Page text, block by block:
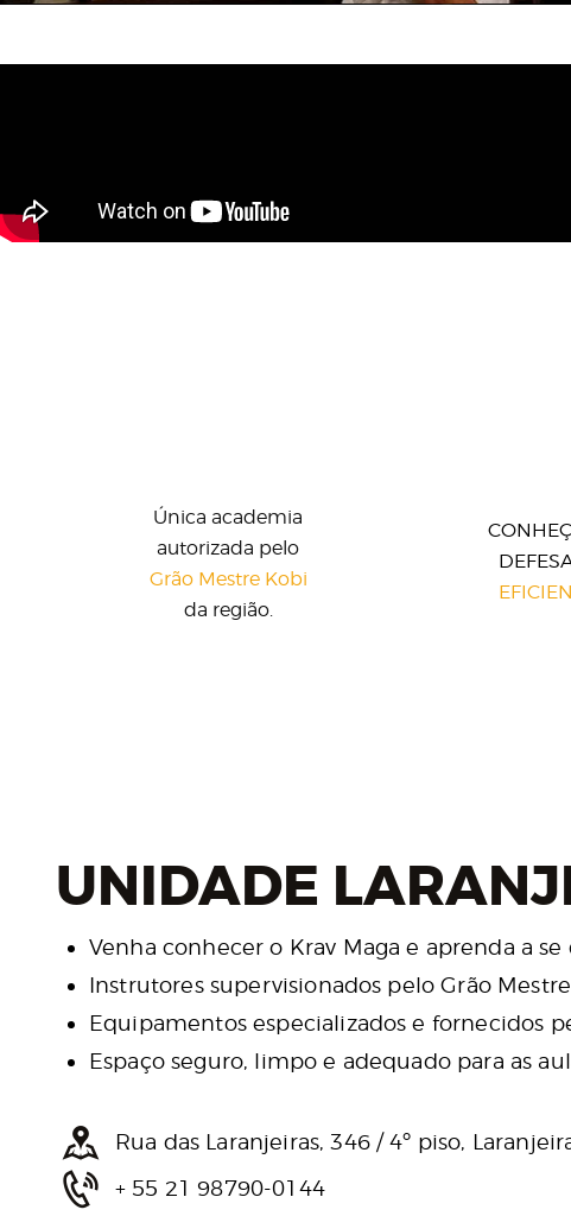
Única academia
autorizada pelo
Grão Mestre Kobi
da região.
UNIDADE
Venha conhecer o Krav Maga e aprenda a
Instrutores supervisionados pelo Grão
Equipamentos especializados e fornecidos
Espaço seguro, limpo e adequado para as
Rua das Laranjeiras, 346 / 4º piso,
+ 55 21 98790-0144